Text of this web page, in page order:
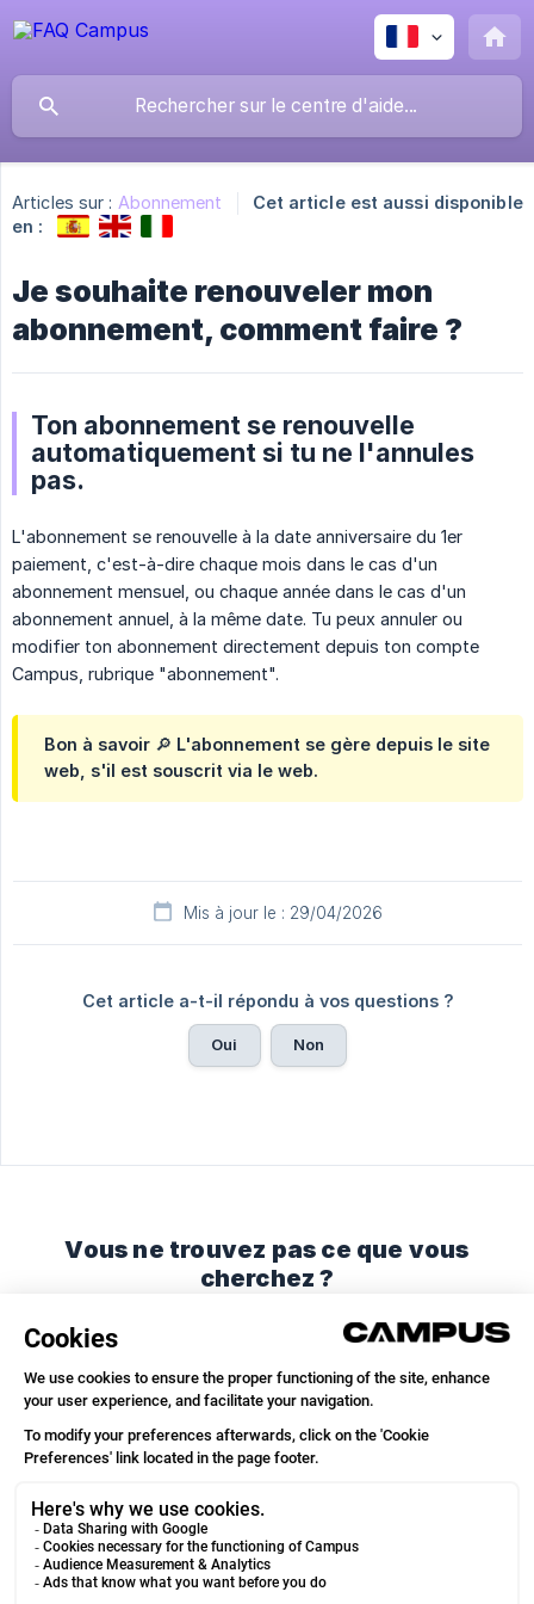
Articles sur : Abonnement
Cet article est aussi disponible
en :
Je souhaite renouveler mon
abonnement, comment faire ?
Ton abonnement se renouvelle
automatiquement si tu ne l'annules
pas.
L'abonnement se renouvelle à la date anniversaire du 1er
paiement, c'est-à-dire chaque mois dans le cas d'un
abonnement mensuel, ou chaque année dans le cas d'un
abonnement annuel, à la même date. Tu peux annuler ou
modifier ton abonnement directement depuis ton compte
Campus, rubrique "abonnement".
Bon à savoir 🔎 L'abonnement se gère depuis le site
web, s'il est souscrit via le web.
Mis à jour le : 29/04/2026
Cet article a-t-il répondu à vos questions ?
Oui Non
Vous ne trouvez pas ce que vous
cherchez ?
Discuter avec nous Envoyer un email
© 2026
We run on Crisp Knowledge